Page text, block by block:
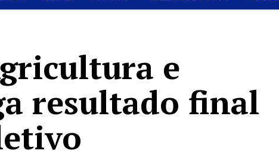
e
resultado final